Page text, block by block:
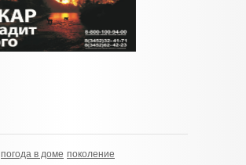
погода в доме поколение